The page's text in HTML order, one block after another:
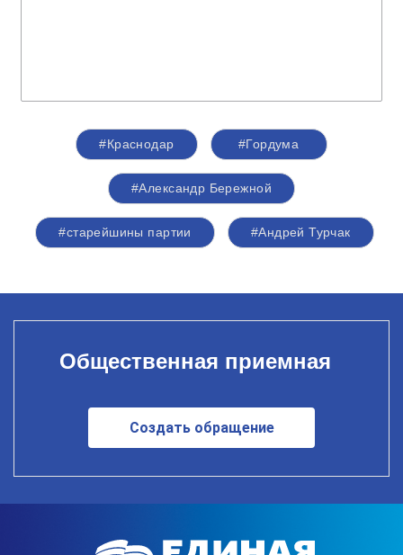
#Краснодар #Гордума
#Александр Бережной
#старейшины партии #Андрей Турчак
Общественная приемная
Создать обращение